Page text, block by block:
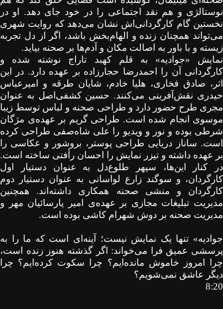
نوستالژی و هم نقد اجتماعی را در خود جای دهد. او در
نخستین گام کارگردانی‌اش نشان می‌دهد که روایت شهری
می‌تواند همچنان زنده و الهام‌بخش باشد، اگر از دل تجربه
زیسته و با باور به اصالت مکان و آدم‌ها بر صحنه بیاید.
نمایش «جوادیه» به قلم کهبد تاراج نوشته شده و
کارگردانی آن را احمدرضا حجارزاده بر عهده دارد. در این
اثر، صادق فخاری، هلیا خادم، شایان طرقه و امیرعباس
حیدری نقش‌آفرینی می‌کنند. حسین کشفی‌اصل به عنوان
مجری طرح حضور دارد و طراحی صحنه و لباس توسط زیبا
موسوی انجام شده است. طراحی گریم بر عهده‌ی مژگان
شرطی بوده و نور و ویدیو را علی شاه‌صفی طراحی کرده
است. ساناز دریایی طراحی پوستر، بروشور و عکاسی را
بر عهده داشته و تیزر نمایش را احسان رأفتی ساخته است.
در کنار این‌ها، سپهر طلوع‌دل به عنوان دستیار اول
کارگردان، و سوگند زارع لواسانی به عنوان دستیار دوم
کارگردان و منشی صحنه همکاری داشته‌اند. همچنین
مدیریت تبلیغات مجازی بر عهده‌ی امیر پارسائیان مهر و
مدیریت صحنه بر دوش شهرام کاشی بوده است.
جوادیه» تنها یک نمایش نیست؛ آینه‌ای است که ما را به
پرسشی عمیق فرا می‌خواند: اگر گذشته هنوز زنده است،
چرا امروز خاموش مانده‌ایم؟ چرا سکوت کرده‌ایم؟ چرا
دیگر عاشق نمی‌شویم؟
8:20